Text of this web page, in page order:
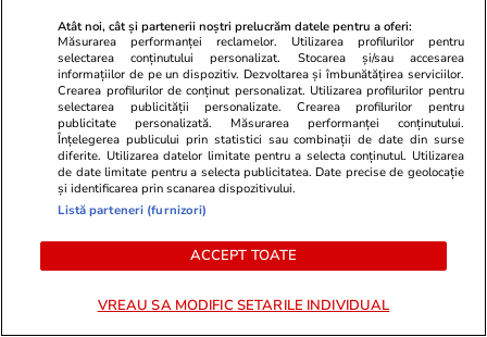
Anca Alexandrescu, înlocuită temporar în grila
Realitatea Plus de fiica patronului, Ana-Maria
Păcuraru
Știri Externe 20:12
Vladimir Putin ia în calcul să impună legea
marțială după alegerile legislative. „Situația
se agravează de pe o zi pe alta”
Atât noi, cât și partenerii noștri prelucrăm datele pentru a oferi:
Măsurarea performanței reclamelor. Utilizarea profilurilor pentru
selectarea conținutului personalizat. Stocarea și/sau accesarea
informațiilor de pe un dispozitiv. Dezvoltarea și îmbunătățirea serviciilor.
Crearea profilurilor de conținut personalizat. Utilizarea profilurilor pentru
selectarea publicității personalizate. Crearea profilurilor pentru
publicitate personalizată. Măsurarea performanței conținutului.
Înțelegerea publicului prin statistici sau combinații de date din surse
diferite. Utilizarea datelor limitate pentru a selecta conținutul. Utilizarea
de date limitate pentru a selecta publicitatea. Date precise de geolocație
și identificarea prin scanarea dispozitivului.
Listă parteneri (furnizori)
ACCEPT TOATE
VREAU SA MODIFIC SETARILE INDIVIDUAL